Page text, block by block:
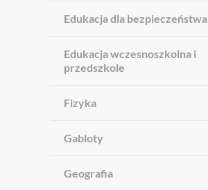
Edukacja dla bezpieczeństwa
Edukacja wczesnoszkolna i
przedszkole
Fizyka
Gabloty
Geografia